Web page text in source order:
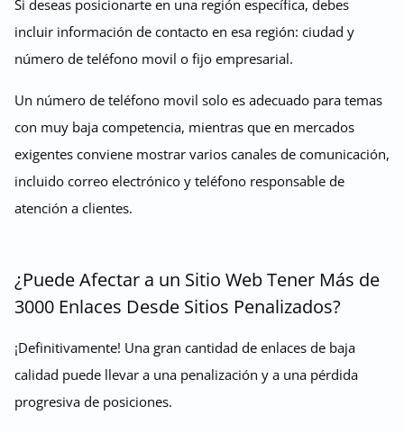
Si deseas posicionarte en una región específica, debes
incluir información de contacto en esa región: ciudad y
número de teléfono movil o fijo empresarial.
Un número de teléfono movil solo es adecuado para temas
con muy baja competencia, mientras que en mercados
exigentes conviene mostrar varios canales de comunicación,
incluido correo electrónico y teléfono responsable de
atención a clientes.
¿Puede Afectar a un Sitio Web Tener Más de
3000 Enlaces Desde Sitios Penalizados?
¡Definitivamente! Una gran cantidad de enlaces de baja
calidad puede llevar a una penalización y a una pérdida
progresiva de posiciones.